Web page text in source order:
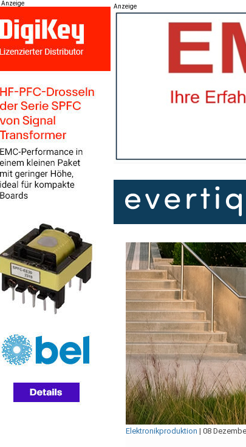
Anzeige Anzeige
Elektronikproduktion | 08